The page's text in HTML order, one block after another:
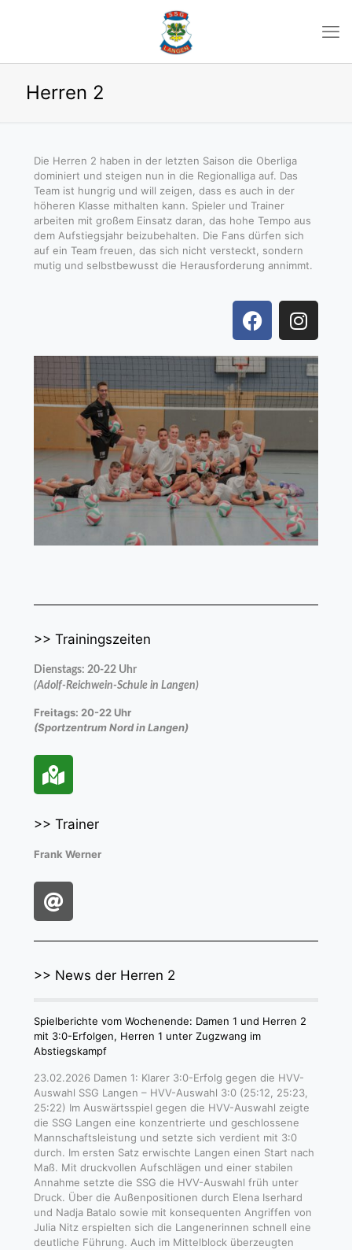
Herren 2
Die Herren 2 haben in der letzten Saison die Oberliga
dominiert und steigen nun in die Regionalliga auf. Das
Team ist hungrig und will zeigen, dass es auch in der
höheren Klasse mithalten kann. Spieler und Trainer
arbeiten mit großem Einsatz daran, das hohe Tempo aus
dem Aufstiegsjahr beizubehalten. Die Fans dürfen sich
auf ein Team freuen, das sich nicht versteckt, sondern
mutig und selbstbewusst die Herausforderung annimmt.
>> Trainingszeiten
Dienstags: 20-22 Uhr
(Adolf-Reichwein-Schule in Langen)
Freitags: 20-22 Uhr
(Sportzentrum Nord in Langen)
>> Trainer
Frank Werner
>> News der Herren 2
Spielberichte vom Wochenende: Damen 1 und Herren 2
mit 3:0-Erfolgen, Herren 1 unter Zugzwang im
Abstiegskampf
23.02.2026 Damen 1: Klarer 3:0-Erfolg gegen die HVV-
Auswahl SSG Langen – HVV-Auswahl 3:0 (25:12, 25:23,
25:22) Im Auswärtsspiel gegen die HVV-Auswahl zeigte
die SSG Langen eine konzentrierte und geschlossene
Mannschaftsleistung und setzte sich verdient mit 3:0
durch. Im ersten Satz erwischte Langen einen Start nach
Maß. Mit druckvollen Aufschlägen und einer stabilen
Annahme setzte die SSG die HVV-Auswahl früh unter
Druck. Über die Außenpositionen durch Elena Iserhard
und Nadja Batalo sowie mit konsequenten Angriffen von
Julia Nitz erspielten sich die Langenerinnen schnell eine
deutliche Führung. Auch im Mittelblock überzeugten